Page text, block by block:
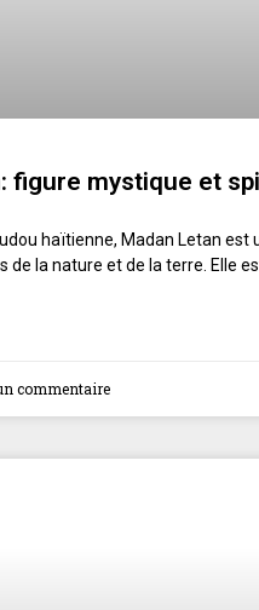
figure mystique et
haïtienne, Madan Letan
de la nature et de la terre. Elle
commentaire